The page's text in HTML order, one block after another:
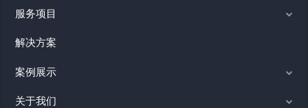
服务项目
解决方案
案例展示
关于我们